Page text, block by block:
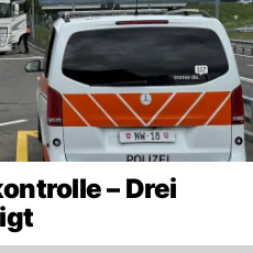
– Drei